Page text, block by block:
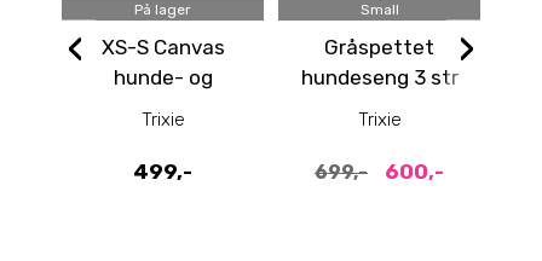
På lager
XS-S Canvas
hunde- og
kattebur 55 cm
Trixie
499,-
Small
Gråspettet
hundeseng 3 str
Trixie
699,- 600,-
‹ ›